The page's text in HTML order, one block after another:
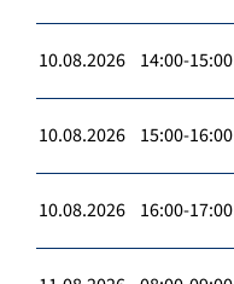
10.08.2026 14:00-15:00
10.08.2026 15:00-16:00
10.08.2026 16:00-17:00